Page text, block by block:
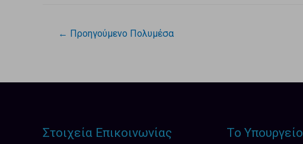
← Προηγούμενο Πολυμέσα
Στοιχεία Επικοινωνίας Το Υπουργείο